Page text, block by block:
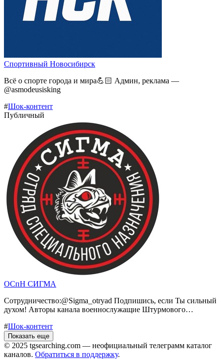
Спортивный Новосибирск
Всё о спорте города и мира💪🏻 Админ, реклама —
@asmodeusisking
#Шок-контент
Публичный
ОСпН СИГМА
Сотрудничество:@Sigma_otryad Подпишись, если Ты сильный
духом! Авторы канала военнослужащие Штурмового…
#Шок-контент
Показать еще
© 2025 tgsearching.com — неофициальный телеграмм каталог
каналов. Обратиться в поддержку.